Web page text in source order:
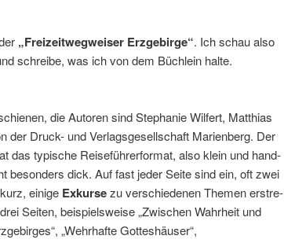
„Freizeitwegweiser Erzgebirge“. Ich schau also
schreibe, was ich von dem Büchlein halte.
die Autoren sind Stephanie Wilfert, Matthias
der Druck- und Verlagsgesellschaft Marienberg. Der
das typi­sche Reiseführerformat, also klein und hand­
beson­ders dick. Auf fast jeder Seite sind ein, oft zwei
einige Exkursezu verschie­denen Themen erstre­
Seiten, beispiels­weise „Zwischen Wahrheit und
„Wehrhafte Gotteshäuser“,